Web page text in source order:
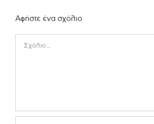
Αφήστε ένα σχόλιο